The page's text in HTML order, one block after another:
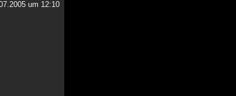
um 12:10